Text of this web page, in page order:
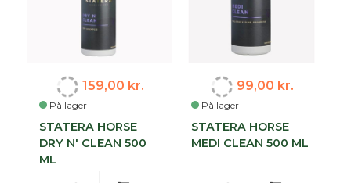
På lager
159,00 kr.
STATERA HORSE
DRY N' CLEAN 500
ML
På lager
99,00 kr.
STATERA HORSE
MEDI CLEAN 500 ML